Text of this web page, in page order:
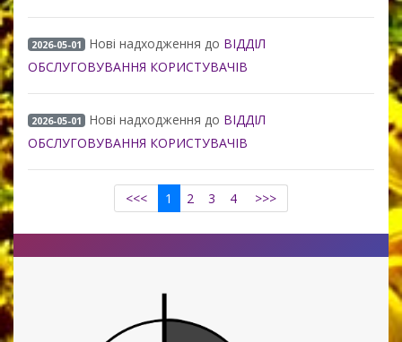
2026-05-01 Нові надходження до ВІДДІЛ
ОБСЛУГОВУВАННЯ КОРИСТУВАЧІВ
2026-05-01 Нові надходження до ВІДДІЛ
ОБСЛУГОВУВАННЯ КОРИСТУВАЧІВ
<<< 1 2 3 4 >>>